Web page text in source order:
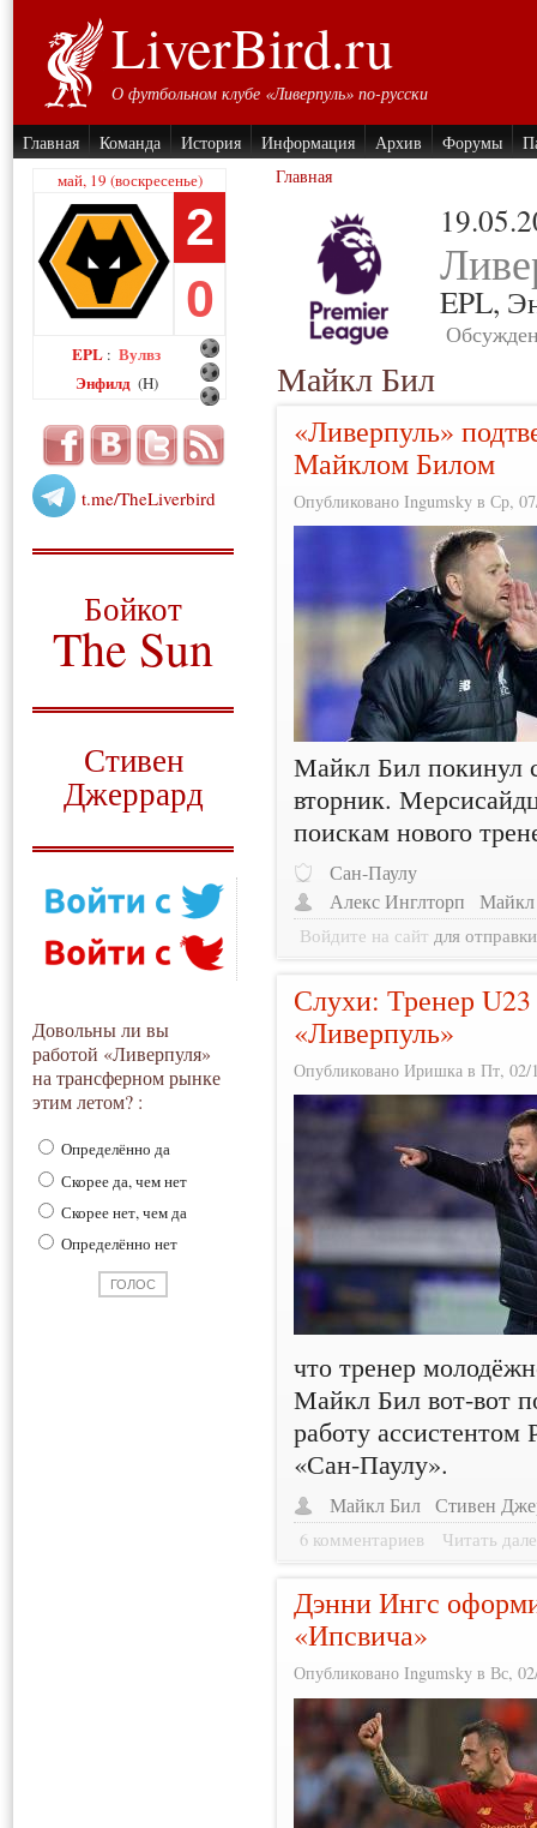
LiverBird.ru
О футбольном клубе «Ливерпуль» по-русски
Главная Команда История Информация Архив Форумы
май, 19 (воскресенье)
2
0
EPL : Вулвз
Энфилд (H)
t.me/TheLiverbird
Бойкот
The Sun
Стивен
Джеррард
Довольны ли вы
работой «Ливерпуля»
на трансферном рынке
этим летом? :
Определённо да
Скорее да, чем нет
Скорее нет, чем да
Определённо нет
Главная
EPL,
Майкл Бил
«Ливерпуль»
Майклом Билом
Опубликовано Ingumsky в Ср,
Майкл Бил покинул
вторник.
поискам нового
Сан-Паулу
Алекс Инглторп
Войдите на сайт для
Слухи: Тренер
«Ливерпуль»
Опубликовано Иришка в Пт, 02/
что тренер
Майкл Бил вот-вот
работу
«Сан-Паулу».
Майкл Бил Стивен
6 комментариев Читать
Дэнни Ингс
«Ипсвича»
Опубликовано Ingumsky в Вс,